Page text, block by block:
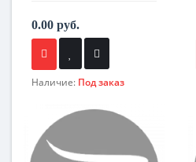
0.00 руб.
Наличие: Под заказ